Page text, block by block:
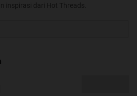
inspirasi dari Hot Threads.